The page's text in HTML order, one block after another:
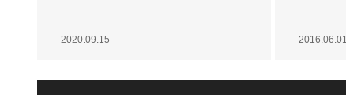
2020.09.15 2016.06.01